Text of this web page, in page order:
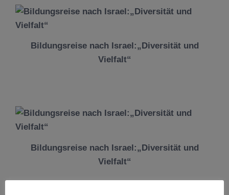
Bildungsreise nach Israel:„Diversität und
Vielfalt“
Bildungsreise nach Israel:„Diversität und
Vielfalt“